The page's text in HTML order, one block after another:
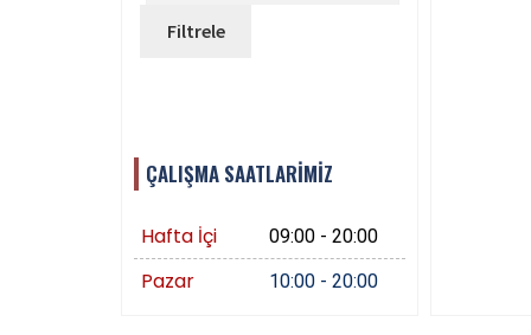
Filtrele
ÇALIŞMA SAATLARİMİZ
Hafta İçi 09:00 - 20:00
Pazar 10:00 - 20:00